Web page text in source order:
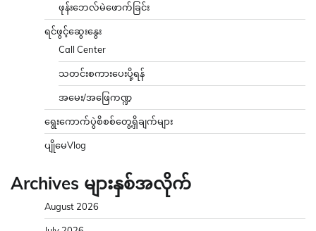
ဖုန်းဘေလ်မဲဖောက်ခြင်း
ရင်ဖွင့်ဆွေးနွေး
Call Center
သတင်းစကားပေးပို့ရန်
အမေး/အဖြေကဏ္ဍ
ရွေးကောက်ပွဲစိစစ်တွေ့ရှိချက်များ
ပျိုမေVlog
Archives များနှစ်အလိုက်
August 2026